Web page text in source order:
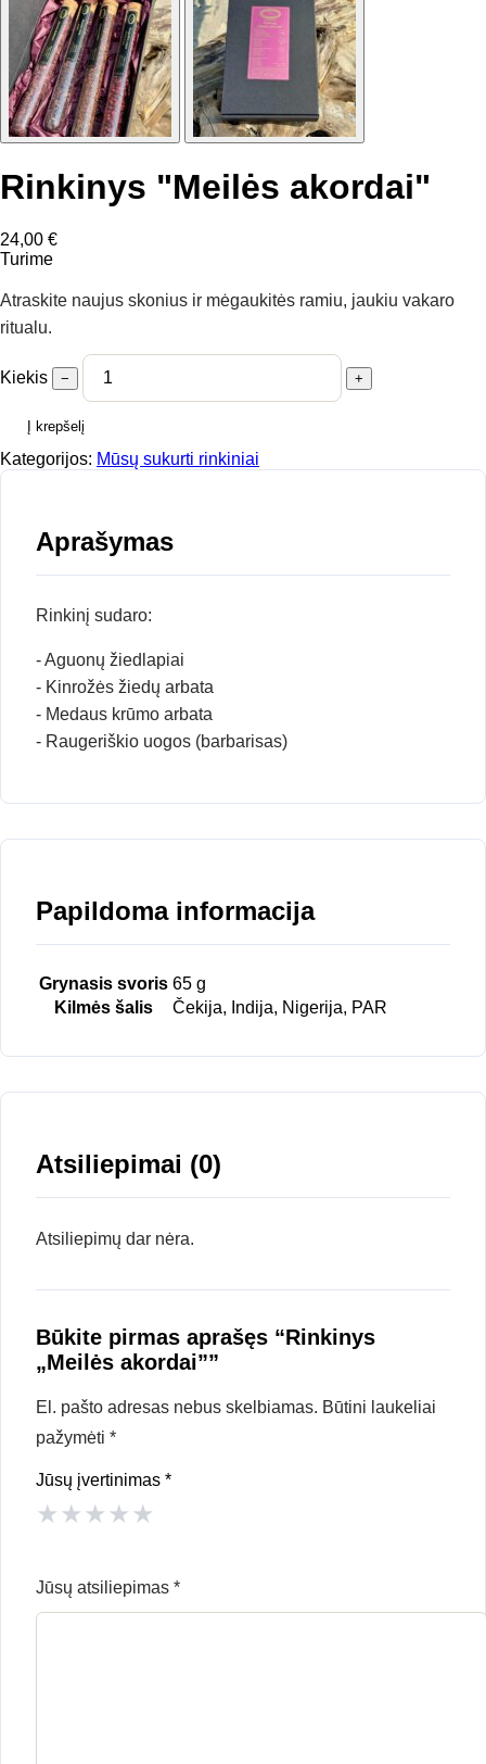
Rinkinys "Meilės akordai"
24,00 €
Turime
Atraskite naujus skonius ir mėgaukitės ramiu, jaukiu vakaro
ritualu.
Kiekis − +
Į krepšelį
Kategorijos: Mūsų sukurti rinkiniai
Aprašymas
Rinkinį sudaro:
- Aguonų žiedlapiai
- Kinrožės žiedų arbata
- Medaus krūmo arbata
- Raugeriškio uogos (barbarisas)
Papildoma informacija
Grynasis svoris 65 g
Kilmės šalis
Čekija, Indija, Nigerija, PAR
Atsiliepimai (0)
Atsiliepimų dar nėra.
Būkite pirmas aprašęs “Rinkinys
„Meilės akordai””
El. pašto adresas nebus skelbiamas. Būtini laukeliai
pažymėti *
Jūsų įvertinimas *
★★★★★
Jūsų atsiliepimas *